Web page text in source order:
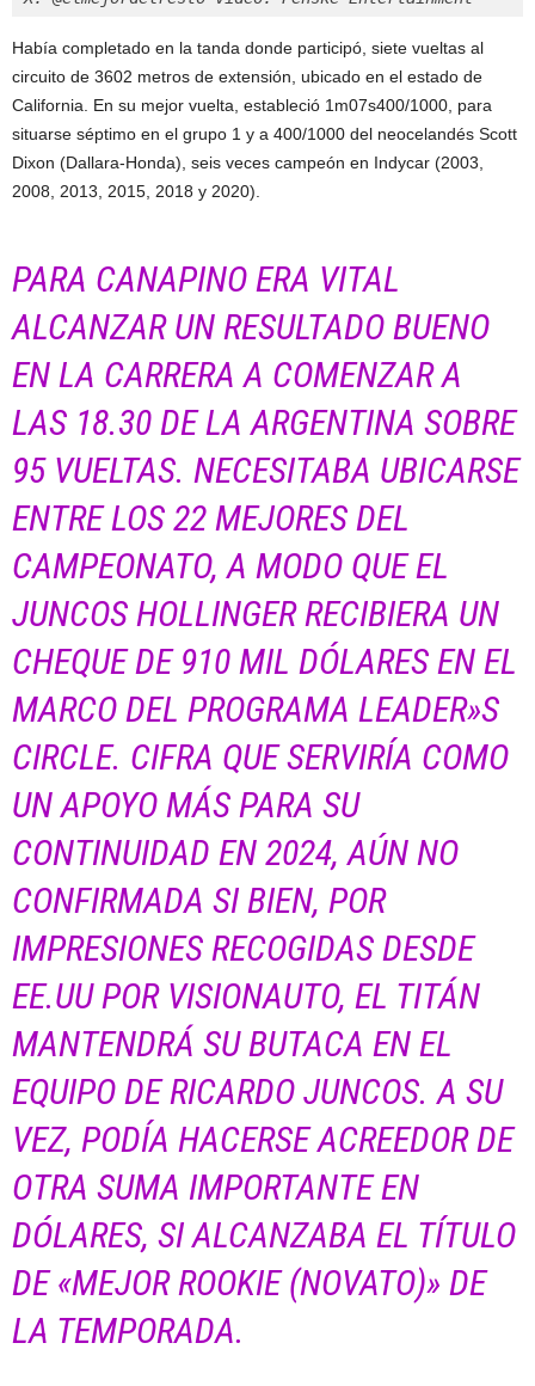
Había completado en la tanda donde participó, siete vueltas al
circuito de 3602 metros de extensión, ubicado en el estado de
California. En su mejor vuelta, estableció 1m07s400/1000, para
situarse séptimo en el grupo 1 y a 400/1000 del neocelandés Scott
Dixon (Dallara-Honda), seis veces campeón en Indycar (2003,
2008, 2013, 2015, 2018 y 2020).
PARA CANAPINO ERA VITAL
ALCANZAR UN RESULTADO BUENO
EN LA CARRERA A COMENZAR A
LAS 18.30 DE LA ARGENTINA SOBRE
95 VUELTAS. NECESITABA UBICARSE
ENTRE LOS 22 MEJORES DEL
CAMPEONATO, A MODO QUE EL
JUNCOS HOLLINGER RECIBIERA UN
CHEQUE DE 910 MIL DÓLARES EN EL
MARCO DEL PROGRAMA LEADER»S
CIRCLE. CIFRA QUE SERVIRÍA COMO
UN APOYO MÁS PARA SU
CONTINUIDAD EN 2024, AÚN NO
CONFIRMADA SI BIEN, POR
IMPRESIONES RECOGIDAS DESDE
EE.UU POR VISIONAUTO, EL TITÁN
MANTENDRÁ SU BUTACA EN EL
EQUIPO DE RICARDO JUNCOS. A SU
VEZ, PODÍA HACERSE ACREEDOR DE
OTRA SUMA IMPORTANTE EN
DÓLARES, SI ALCANZABA EL TÍTULO
DE «MEJOR ROOKIE (NOVATO)» DE
LA TEMPORADA.